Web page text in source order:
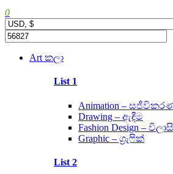
0
Main
Art කලා
List 1
Animation –
Drawing – ඇඳීම
Fashion Design –
Graphic – ග්‍රැෆික්
List 2